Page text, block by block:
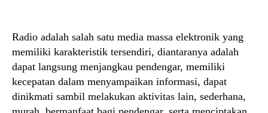
Radio adalah salah satu media massa elektronik yang
memiliki karakteristik tersendiri, diantaranya adalah
dapat langsung menjangkau pendengar, memiliki
kecepatan dalam menyampaikan informasi, dapat
dinikmati sambil melakukan aktivitas lain, sederhana,